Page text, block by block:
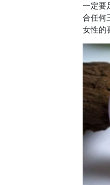
一定要
合任何
女性的